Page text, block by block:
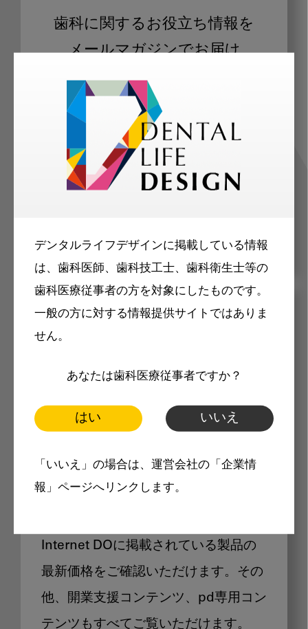
デンタルライフデザインに掲載している情報
は、歯科医師、歯科技工士、歯科衛生士等の
歯科医療従事者の方を対象にしたものです。
一般の方に対する情報提供サイトではありま
せん。
あなたは歯科医療従事者ですか？
はい いいえ
「いいえ」の場合は、運営会社の「企業情
報」ページへリンクします。
歯科に関するお役立ち情報を
メールマガジンでお届け
ご登録いただいた職種（歯科医師、歯
科衛生士、歯科技工士）に合わせた内
容のメールマガジンをお届けします。
メリット
製品価格も閲覧可能
Internet DOに掲載されている製品の
最新価格をご確認いただけます。その
他、開業支援コンテンツ、pd専用コン
テンツもすべてご覧いただけます。